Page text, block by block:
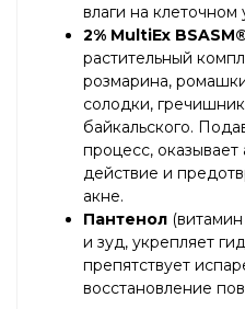
влаги на клеточном
2% MultiEx
растительный
розмарина,
солодки,
байкальского.
процесс,
действие и
акне.
Пантенол
и зуд, укрепляет
препятствует
восстановление